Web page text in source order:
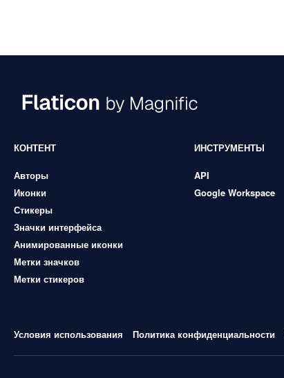
КОНТЕНТ
Авторы
Иконки
Стикеры
Значки интерфейса
Анимированные иконки
Метки значков
Метки стикеров
ИНСТРУМЕНТЫ
API
Google Workspace
Условия использования Политика конфиденциальности